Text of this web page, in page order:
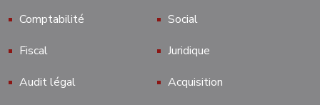
Comptabilité
Social
Fiscal
Juridique
Audit légal
Acquisition